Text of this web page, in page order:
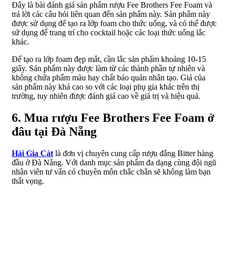
Đây là bài đánh giá sản phẩm rượu Fee Brothers Fee Foam và
trả lời các câu hỏi liên quan đến sản phẩm này. Sản phẩm này
được sử dụng để tạo ra lớp foam cho thức uống, và có thể được
sử dụng để trang trí cho cocktail hoặc các loại thức uống lắc
khác.
Để tạo ra lớp foam đẹp mắt, cần lắc sản phẩm khoảng 10-15
giây. Sản phẩm này được làm từ các thành phần tự nhiên và
không chứa phẩm màu hay chất bảo quản nhân tạo. Giá của
sản phẩm này khá cao so với các loại phụ gia khác trên thị
trường, tuy nhiên được đánh giá cao về giá trị và hiệu quả.
6. Mua rượu Fee Brothers Fee Foam ở
đâu tại Đà Nẵng
Hải Gia Cát là đơn vị chuyên cung cấp rượu đắng Bitter hàng
đầu ở Đà Nẵng. Với danh mục sản phẩm đa dạng cùng đội ngũ
nhân viên tư vấn có chuyên môn chắc chắn sẽ không làm bạn
thất vọng.